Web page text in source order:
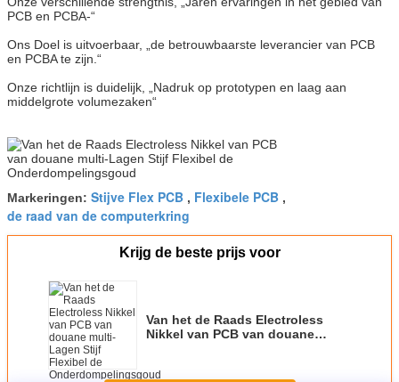
PCB en PCBA-“
Ons Doel is uitvoerbaar, „de betrouwbaarste leverancier van PCB
en PCBA te zijn.“
Onze richtlijn is duidelijk, „Nadruk op prototypen en laag aan
middelgrote volumezaken“
Markeringen: Stijve Flex PCB , Flexibele PCB ,
de raad van de computerkring
Krijg de beste prijs voor
Van het de Raads Electroless
Nikkel van PCB van douane